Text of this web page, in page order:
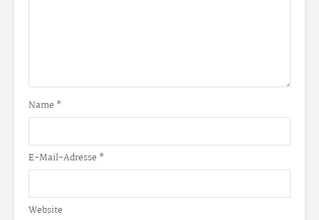
Name *
E-Mail-Adresse *
Website